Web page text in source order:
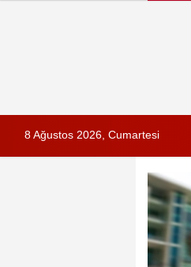
8 Ağustos 2026, Cumartesi